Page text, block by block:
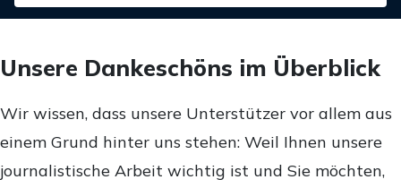
Unsere Dankeschöns im Überblick
Wir wissen, dass unsere Unterstützer vor allem aus
einem Grund hinter uns stehen: Weil Ihnen unsere
journalistische Arbeit wichtig ist und Sie möchten,